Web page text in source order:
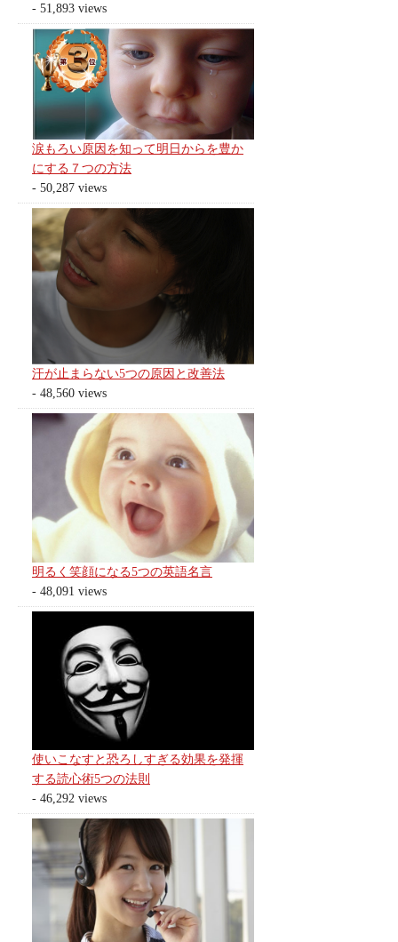
- 51,893 views
涙もろい原因を知って明日からを豊か
にする７つの方法
- 50,287 views
汗が止まらない5つの原因と改善法
- 48,560 views
明るく笑顔になる5つの英語名言
- 48,091 views
使いこなすと恐ろしすぎる効果を発揮
する読心術5つの法則
- 46,292 views